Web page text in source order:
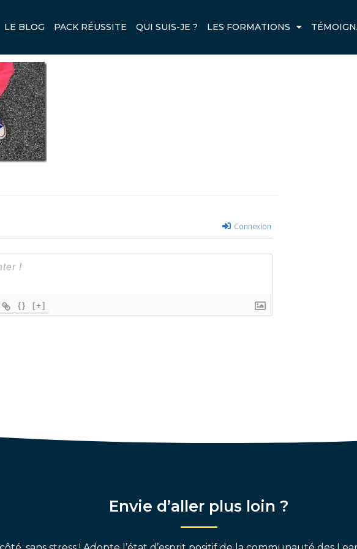
LE BLOG PACK RÉUSSITE QUI SUIS-JE ? LES FORMATIONS
Connexion
{} [+]
Envie d’aller plus loin ?